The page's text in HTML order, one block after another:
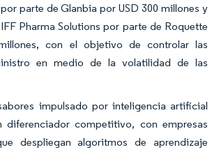
parte de Glanbia por USD 300 millones y
Pharma Solutions por parte de Roquette
con el objetivo de controlar las
en medio de la volatilidad de las
impulsado por inteligencia artificial
diferenciador competitivo, con empresas
despliegan algoritmos de aprendizaje